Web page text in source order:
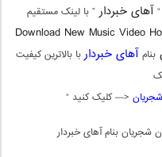
آهای خبردار ” با لینک مستقیم
Download New Music Video
بنام آهای خبرداربا بالاترین کیفیت
<— کلیک کنید “